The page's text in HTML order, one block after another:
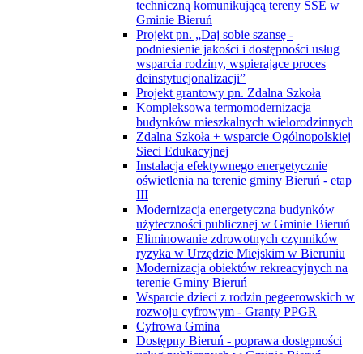
techniczną komunikującą tereny SSE w
Gminie Bieruń
Projekt pn. „Daj sobie szansę -
podniesienie jakości i dostępności usług
wsparcia rodziny, wspierające proces
deinstytucjonalizacji”
Projekt grantowy pn. Zdalna Szkoła
Kompleksowa termomodernizacja
budynków mieszkalnych wielorodzinnych
Zdalna Szkoła + wsparcie Ogólnopolskiej
Sieci Edukacyjnej
Instalacja efektywnego energetycznie
oświetlenia na terenie gminy Bieruń - etap
III
Modernizacja energetyczna budynków
użyteczności publicznej w Gminie Bieruń
Eliminowanie zdrowotnych czynników
ryzyka w Urzędzie Miejskim w Bieruniu
Modernizacja obiektów rekreacyjnych na
terenie Gminy Bieruń
Wsparcie dzieci z rodzin pegeerowskich w
rozwoju cyfrowym - Granty PPGR
Cyfrowa Gmina
Dostępny Bieruń - poprawa dostępności